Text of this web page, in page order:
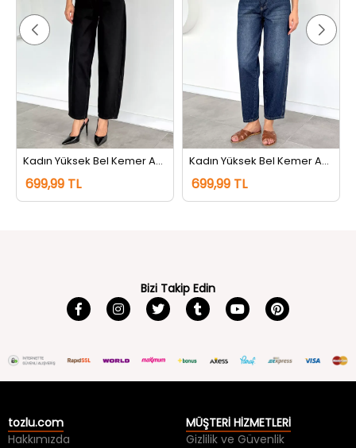
Kadın Yüksek Bel Kemer Aksesuarlı Jean Kot Pantolon Siyah
699,99 TL
Kadın Yüksek Bel Kemer Aksesuarlı Jean Kot Pantolon Lacivert Tint
699,99 TL
Bizi Takip Edin
tozlu.com
Hakkımızda
MÜŞTERİ HİZMETLERİ
Gizlilik ve Güvenlik